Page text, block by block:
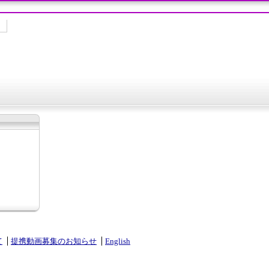
提携動画募集のお知らせ English